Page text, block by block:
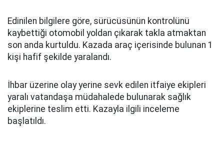
Edinilen bilgilere göre, sürücüsünün kontrolünü
kaybettiği otomobil yoldan çıkarak takla atmaktan
son anda kurtuldu. Kazada araç içerisinde bulunan 1
kişi hafif şekilde yaralandı.
İhbar üzerine olay yerine sevk edilen itfaiye ekipleri
yaralı vatandaşa müdahalede bulunarak sağlık
ekiplerine teslim etti. Kazayla ilgili inceleme
başlatıldı.